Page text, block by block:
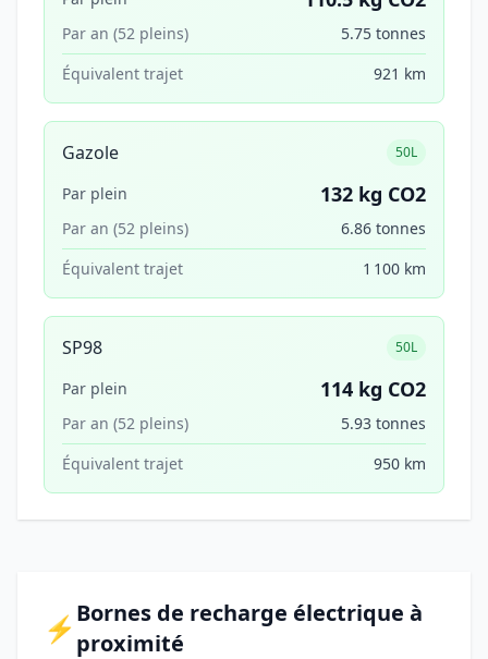
Par an (52 pleins)
5.75 tonnes
Équivalent trajet
921 km
Gazole 50L
Par plein 132 kg CO2
Par an (52 pleins)
6.86 tonnes
Équivalent trajet
1 100 km
SP98 50L
Par plein 114 kg CO2
Par an (52 pleins)
5.93 tonnes
Équivalent trajet
950 km
⚡ Bornes de recharge électrique à
proximité